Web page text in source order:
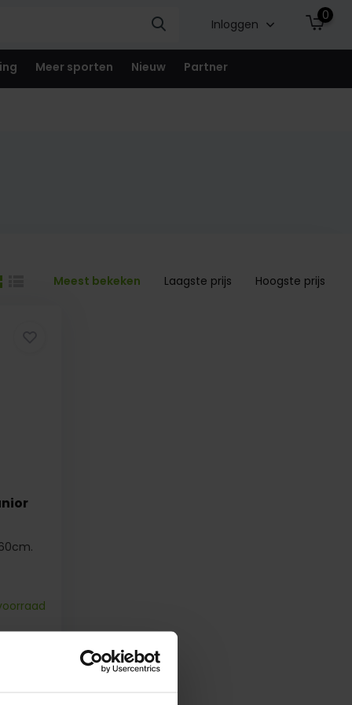
Inloggen
0
Meer sporten Nieuw Partner
Meest bekeken Laagste prijs Hoogste prijs